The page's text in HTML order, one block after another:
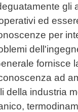
gli
ed
per
fornisce
ad
della industria